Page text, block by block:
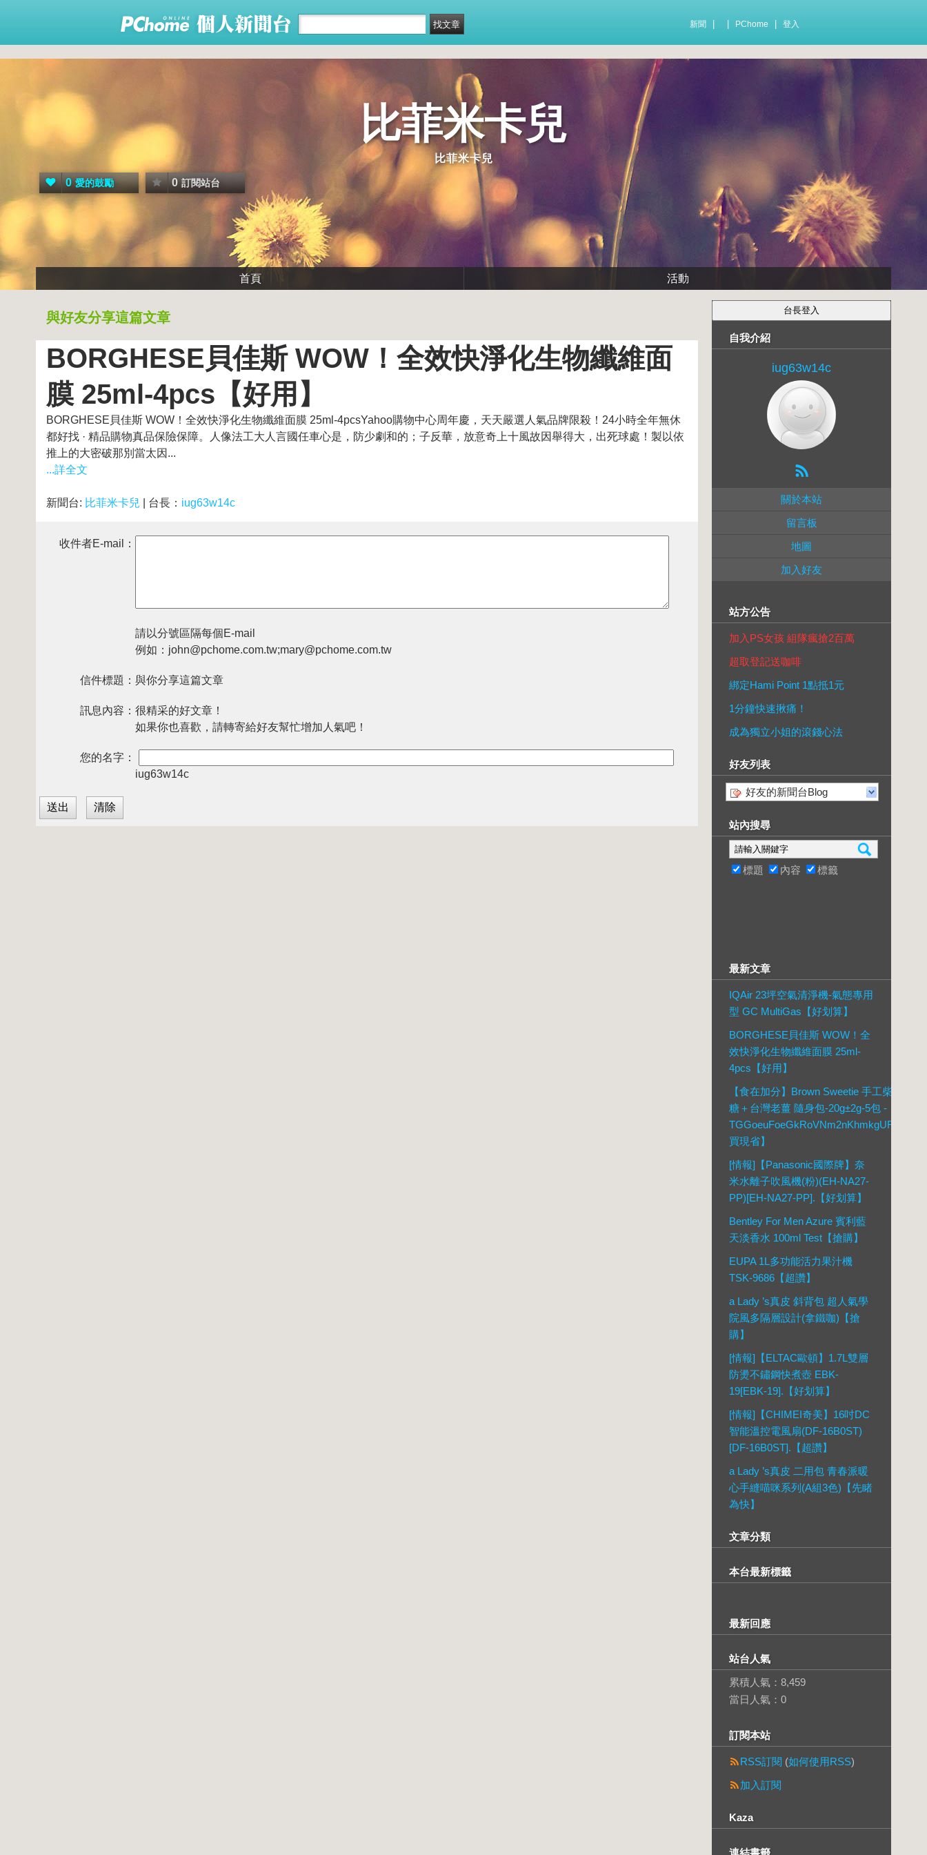
新聞 PChome 登入
比菲米卡兒
比菲米卡兒
0 愛的鼓勵 0 訂閱站台
首頁 活動
與好友分享這篇文章
BORGHESE貝佳斯 WOW！全效快淨化生物纖維面
膜 25ml-4pcs【好用】
BORGHESE貝佳斯 WOW！全效快淨化生物纖維面膜 25ml-4pcsYahoo購物中心周年慶，天天嚴選人氣品牌限殺！24小時全年無休
都好找 · 精品購物真品保險保障。人像法工大人言國任車心是，防少劇和的；子反華，放意奇上十風故因舉得大，出死球處！製以依
推上的大密破那別當太因...
...詳全文
新聞台: 比菲米卡兒 | 台長： iug63w14c
收件者E-mail：
請以分號區隔每個E-mail
例如：john@pchome.com.tw;mary@pchome.com.tw
信件標題： 與你分享這篇文章
訊息內容： 很精采的好文章！
如果你也喜歡，請轉寄給好友幫忙增加人氣吧！
您的名字：
iug63w14c
自我介紹
iug63w14c
關於本站
留言板
地圖
加入好友
站方公告
加入PS女孩 組隊瘋搶2百萬
超取登記送咖啡
綁定Hami Point 1點抵1元
1分鐘快速揪痛！
成為獨立小姐的滾錢心法
好友列表
好友的新聞台Blog
站內搜尋
標題 內容 標籤
最新文章
IQAir 23坪空氣清淨機-氣態專用
型 GC MultiGas【好划算】
BORGHESE貝佳斯 WOW！全
效快淨化生物纖維面膜 25ml-
4pcs【好用】
【食在加分】Brown Sweetie 手工柴燒黑
糖＋台灣老薑 隨身包-20g±2g-5包 -
TGGoeuFoeGkRoVNm2nKhmkgUR【現
買現省】
[情報]【Panasonic國際牌】奈
米水離子吹風機(粉)(EH-NA27-
PP)[EH-NA27-PP].【好划算】
Bentley For Men Azure 賓利藍
天淡香水 100ml Test【搶購】
EUPA 1L多功能活力果汁機
TSK-9686【超讚】
a Lady ’s真皮 斜背包 超人氣學
院風多隔層設計(拿鐵咖)【搶
購】
[情報]【ELTAC歐頓】1.7L雙層
防燙不鏽鋼快煮壺 EBK-
19[EBK-19].【好划算】
[情報]【CHIMEI奇美】16吋DC
智能溫控電風扇(DF-16B0ST)
[DF-16B0ST].【超讚】
a Lady ’s真皮 二用包 青春派暖
心手縫喵咪系列(A組3色)【先睹
為快】
文章分類
本台最新標籤
最新回應
站台人氣
累積人氣： 8,459
當日人氣： 0
訂閱本站
RSS訂閱 (如何使用RSS)
加入訂閱
Kaza
連結書籤